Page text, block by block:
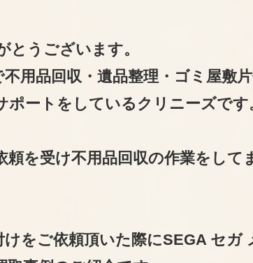
とうございます。
用品回収・遺品整理・ゴミ屋敷
ートをしているクリニーズです
を受け不用品回収の作業をして
をご依頼頂いた際にSEGA セガ